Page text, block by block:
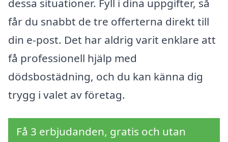
dessa situationer. Fyll i dina uppgifter, så
får du snabbt de tre offerterna direkt till
din e-post. Det har aldrig varit enklare att
få professionell hjälp med
dödsbostädning, och du kan känna dig
trygg i valet av företag.
Få 3 erbjudanden, gratis och utan